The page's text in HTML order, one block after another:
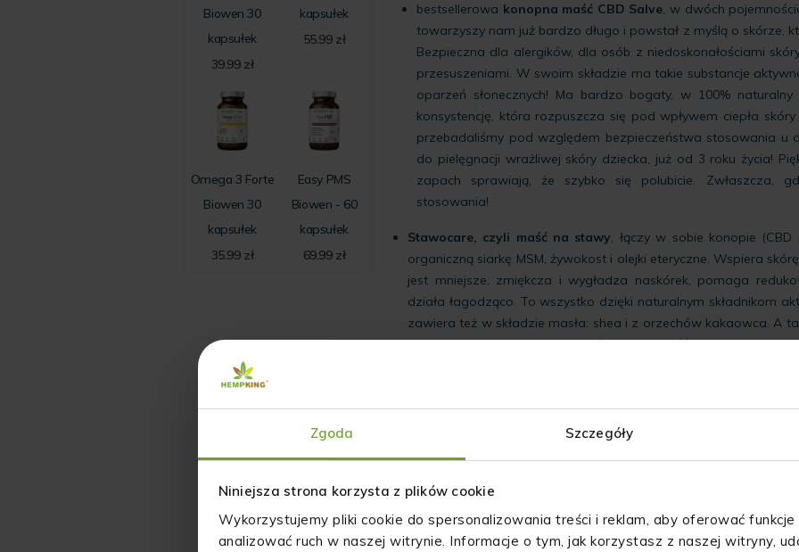
Zgoda Szczegóły
Niniejsza strona korzysta z plików cookie
Wykorzystujemy pliki cookie do spersonalizowania treści i reklam, aby oferować funkcje
analizować ruch w naszej witrynie. Informacje o tym, jak korzystasz z naszej witryny,
bestsellerowa konopna maść CBD Salve, w dwóch
towarzyszy nam już bardzo długo i powstał z myślą o skórze,
Bezpieczna dla alergików, dla osób z niedoskonałościami
przesuszeniami. W swoim składzie ma takie substancje
oparzeń słonecznych! Ma bardzo bogaty, w 100%
konsystencję, która rozpuszcza się pod wpływem ciepła
przebadaliśmy pod względem bezpieczeństwa stosowania u
do pielęgnacji wrażliwej skóry dziecka, już od 3 roku życia!
zapach sprawiają, że szybko się polubicie. Zwłaszcza,
stosowania!
Stawocare, czyli maść na stawy, łączy w sobie konopie
organiczną siarkę MSM, żywokost i olejki eteryczne. Wspiera
jest mniejsze, zmiękcza i wygładza naskórek, pomaga
działa łagodząco. To wszystko dzięki naturalnym składnikom
zawiera też w składzie masła: shea i z orzechów kakaowca. A
o pełnym spektrum fitoskładników, na tę maść konopną składa
, to połączenie
C, oleju konopnego full spectrum oraz olejków eterycznych.
cery naczynkowej, skłonnej do zaczerwień, pękania naczynek
naczynek! Jak działa? Naturalne składniki aktywne dbają o
problemy z naczynkami, wspiera też walkę z uczuciem
przywrócić skórze równowagę, pomagając jej pozbyć się
naczynia krwionośne! Jej konsystencja sprawia, że łatwo się
pozostawia na skórze nieprzyjemnej lepkiej powłoki.
Biowen 30
kapsułek
39.99 zł
kapsułek
55.99 zł
Omega 3 Forte
Biowen 30
kapsułek
35.99 zł
Easy PMS
Biowen - 60
kapsułek
69.99 zł